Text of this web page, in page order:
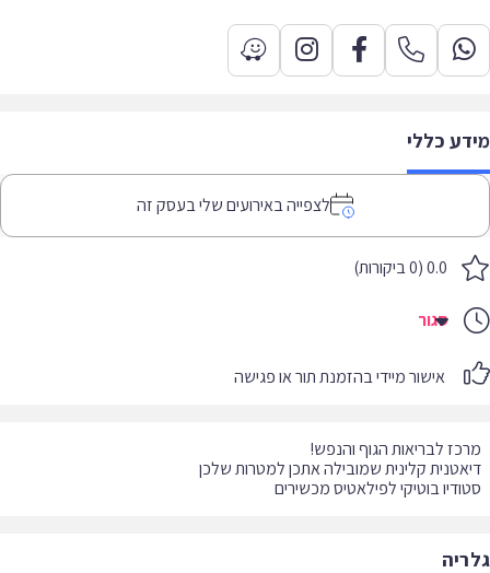
כללי
לצפייה באירועים שלי בעסק זה
0.0 (0 ביקורות)
סגור
אישור מיידי בהזמנת תור או פגישה
בוטיקי לפילאטיס מכשירים